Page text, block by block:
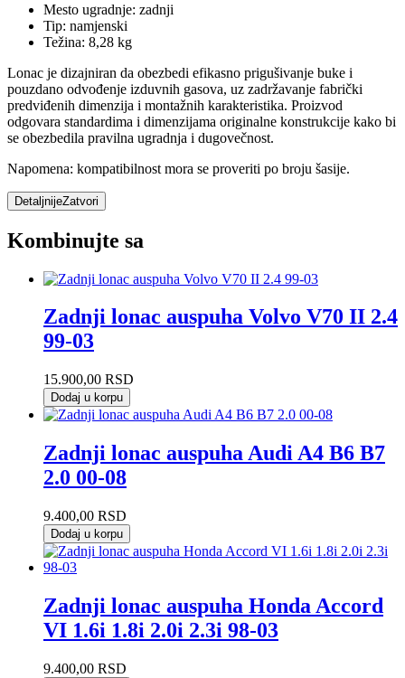
Mesto ugradnje: zadnji
Tip: namjenski
Težina: 8,28 kg
Lonac je dizajniran da obezbedi efikasno prigušivanje buke i
pouzdano odvođenje izduvnih gasova, uz zadržavanje fabrički
predviđenih dimenzija i montažnih karakteristika. Proizvod
odgovara standardima i dimenzijama originalne konstrukcije kako bi
se obezbedila pravilna ugradnja i dugovečnost.
Napomena: kompatibilnost mora se proveriti po broju šasije.
DetaljnijeZatvori
Kombinujte sa
Zadnji lonac auspuha Volvo V70 II 2.4
99-03
15.900,00 RSD
Dodaj u korpu
Zadnji lonac auspuha Audi A4 B6 B7
2.0 00-08
9.400,00 RSD
Dodaj u korpu
Zadnji lonac auspuha Honda Accord
VI 1.6i 1.8i 2.0i 2.3i 98-03
9.400,00 RSD